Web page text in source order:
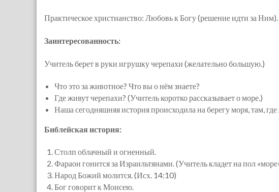
Практическое христианство: Любовь к Богу (решение идти за Ним).
Заинтересованность:
Учитель берет в руки игрушку черепахи (желательно большую.)
Что это за животное? Что вы о нём знаете?
Где живут черепахи? (Учитель коротко рассказывает о море.)
Наша сегодняшняя история происходила на берегу моря, там,
Библейская история:
Столп облачный и огненный.
Фараон гонится за Израильтянами. (Учитель кладет на пол
Народ Божий молится. (Исх. 14:10)
Бог говорит к Моисею.